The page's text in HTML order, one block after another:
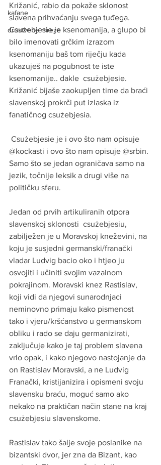
kafane
drustvene mreze
Križanić, rabio da pokaže sklonost
slavena prihvaćanju svega tuđega.
Csużebjesie je ksenomanija, a glupo bi
bilo imenovati grčkim izrazom
ksenomaniju baš tom riječju kada
ukazuješ na pogubnost te iste
ksenomanije.. dakle  csużebjesie.
Križanić bijaše zaokupljen time da braći
slavenskoj prokrči put izlaska iz
fanatičnog csużebjesia.
@kockasti i ovo što nam opisuje @srbin.
Samo što se jedan ograničava samo na
jezik, točnije leksik a drugi više na
političku sferu.
Jedan od prvih artikuliranih otpora
slavenskoj sklonosti  csużebjesiu,
zabilježen je u Moravskoj kneževini, na
koju je susjedni germanski/franački
vladar Ludvig bacio oko i htjeo ju
osvojiti i učiniti svojim vazalnom
pokrajinom. Moravski knez Rastislav,
koji vidi da njegovi sunarodnjaci
neminovno primaju kako pismenost
tako i vjeru/kršćanstvo u germanskom
obliku i rado se daju germanizirati,
zaključuje kako je taj problem slavena
vrlo opak, i kako njegovo nastojanje da
on Rastislav Moravski, a ne Ludvig
Franački, kristijanizira i opismeni svoju
slavensku braću, moguć samo ako
nekako na praktičan način stane na kraj
csużebjesiu slavenskome.
Rastislav tako šalje svoje poslanike na
bizantski dvor, jer zna da Bizant, kao